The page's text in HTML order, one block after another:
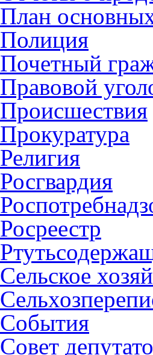
План
Полиция
Почетный
Правовой
Происшествия
Прокуратура
Религия
Росгвардия
Росреестр
Сельское
События
Совет